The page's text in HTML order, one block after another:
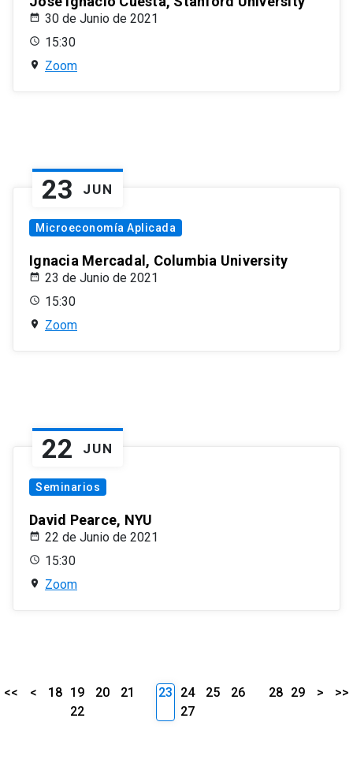
30 de Junio de 2021
15:30
Zoom
23 JUN
Microeconomía Aplicada
Ignacia Mercadal, Columbia University
23 de Junio de 2021
15:30
Zoom
22 JUN
Seminarios
David Pearce, NYU
22 de Junio de 2021
15:30
Zoom
<< < 18 19 20
21
22
23 24 25
26
27
28 29 > >>